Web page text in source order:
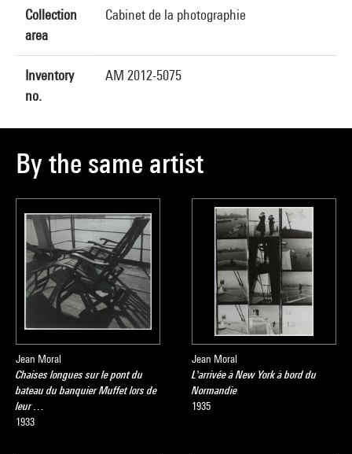
Collection
area
Cabinet de la photographie
Inventory
no.
AM 2012-5075
By the same artist
Jean Moral
Chaises longues sur le pont du
bateau du banquier Muffet lors de
leur …
1933
Jean Moral
L'arrivée à New York à bord du
Normandie
1935